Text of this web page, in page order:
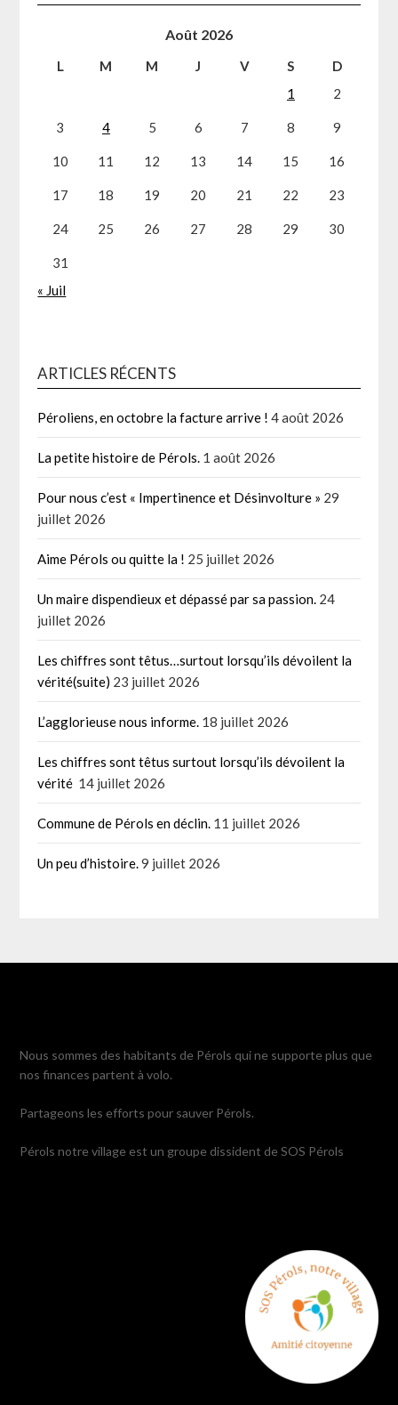
Août 2026
L M M J V S
D
1
2
3 4 5 6 7 8 9
10 11 12 13 14 15 16
17 18 19 20 21 22 23
24 25 26 27 28 29 30
31
« Juil
ARTICLES RÉCENTS
Péroliens, en octobre la facture arrive ! 4 août 2026
La petite histoire de Pérols. 1 août 2026
Pour nous c’est « Impertinence et Désinvolture » 29
juillet 2026
Aime Pérols ou quitte la ! 25 juillet 2026
Un maire dispendieux et dépassé par sa passion. 24
juillet 2026
Les chiffres sont têtus…surtout lorsqu’ils dévoilent la
vérité(suite) 23 juillet 2026
L’agglorieuse nous informe. 18 juillet 2026
Les chiffres sont têtus surtout lorsqu’ils dévoilent la
vérité 14 juillet 2026
Commune de Pérols en déclin. 11 juillet 2026
Un peu d’histoire.9 juillet 2026
Nous sommes des habitants de Pérols qui ne supporte plus que
nos finances partent à volo.
Partageons les efforts pour sauver Pérols.
Pérols notre village est un groupe dissident de SOS Pérols